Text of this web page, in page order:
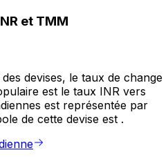
et TMM
devises, le taux de change
est le taux INR vers
est représentée par
de cette devise est ₹.